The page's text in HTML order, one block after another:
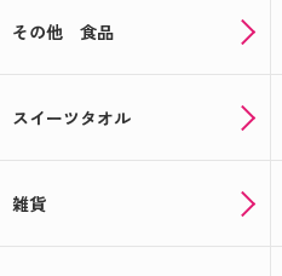
その他 食品
スイーツタオル
雑貨